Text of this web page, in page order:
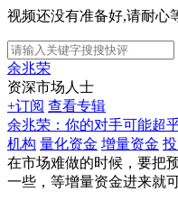
视频还没有准备好,请耐心
余兆荣
资深市场人士
+订阅 查看专辑
余兆荣：你的对手可能超
机构 量化资金 增量资金
在市场难做的时候，要把
一些，等增量资金进来就可